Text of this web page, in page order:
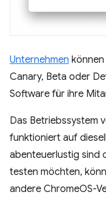
Unternehmen
Canary, Beta oder
Software für ihre
Das Betriebssystem
funktioniert auf
abenteuerlustig sind
testen möchten,
andere ChromeOS-